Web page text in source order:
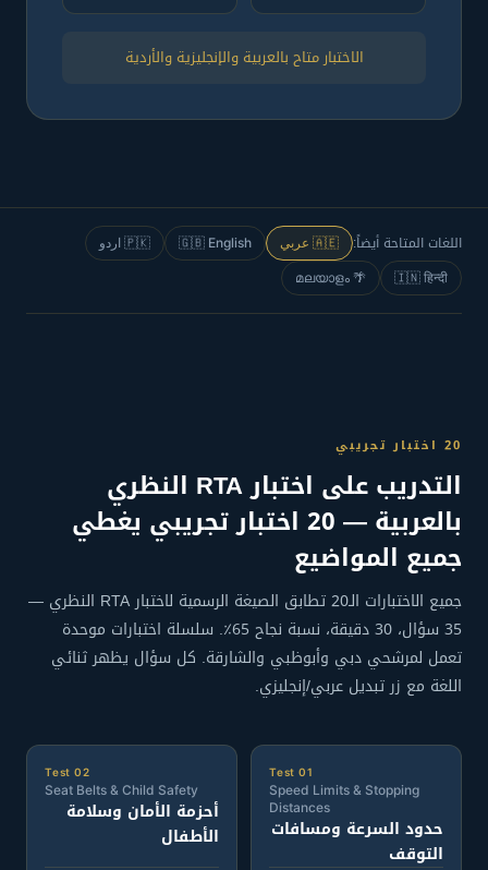
الاختبار متاح بالعربية والإنجليزية والأردية
اللغات المتاحة أيضاً: 🇦🇪 عربي 🇬🇧 English 🇵🇰 اردو
🇮🇳 हिन्दी
🌴 മലയാളം
20 اختبار تجريبي
التدريب على اختبار RTA النظري
بالعربية — 20 اختبار تجريبي يغطي
جميع المواضيع
جميع الاختبارات الـ20 تطابق الصيغة الرسمية لاختبار RTA النظري —
35 سؤال، 30 دقيقة، نسبة نجاح 65٪. سلسلة اختبارات موحدة
تعمل لمرشحي دبي وأبوظبي والشارقة. كل سؤال يظهر ثنائي
اللغة مع زر تبديل عربي/إنجليزي.
Test 01
Speed Limits & Stopping
Distances
حدود السرعة ومسافات
التوقف
Test 02
Seat Belts & Child Safety
أحزمة الأمان وسلامة
الأطفال